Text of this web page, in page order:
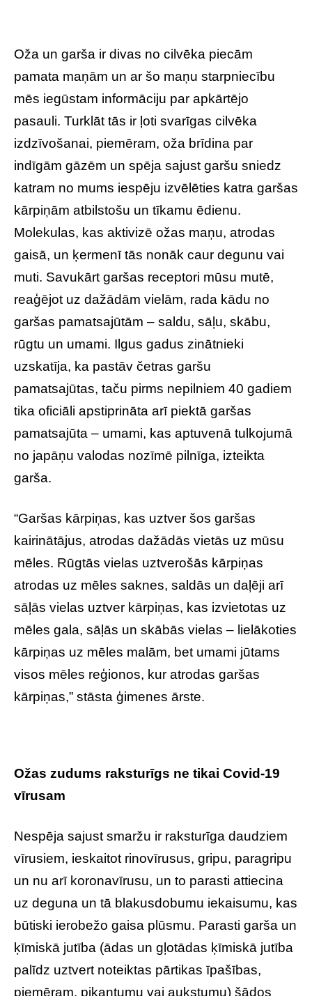
Oža un garša ir divas no cilvēka piecām
pamata maņām un ar šo maņu starpniecību
mēs iegūstam informāciju par apkārtējo
pasauli. Turklāt tās ir ļoti svarīgas cilvēka
izdzīvošanai, piemēram, oža brīdina par
indīgām gāzēm un spēja sajust garšu sniedz
katram no mums iespēju izvēlēties katra garšas
kārpiņām atbilstošu un tīkamu ēdienu.
Molekulas, kas aktivizē ožas maņu, atrodas
gaisā, un ķermenī tās nonāk caur degunu vai
muti. Savukārt garšas receptori mūsu mutē,
reaģējot uz dažādām vielām, rada kādu no
garšas pamatsajūtām – saldu, sāļu, skābu,
rūgtu un umami. Ilgus gadus zinātnieki
uzskatīja, ka pastāv četras garšu
pamatsajūtas, taču pirms nepilniem 40 gadiem
tika oficiāli apstiprināta arī piektā garšas
pamatsajūta – umami, kas aptuvenā tulkojumā
no japāņu valodas nozīmē pilnīga, izteikta
garša.
“Garšas kārpiņas, kas uztver šos garšas
kairinātājus, atrodas dažādās vietās uz mūsu
mēles. Rūgtās vielas uztverošās kārpiņas
atrodas uz mēles saknes, saldās un daļēji arī
sāļās vielas uztver kārpiņas, kas izvietotas uz
mēles gala, sāļās un skābās vielas – lielākoties
kārpiņas uz mēles malām, bet umami jūtams
visos mēles reģionos, kur atrodas garšas
kārpiņas,” stāsta ģimenes ārste.
Ožas zudums raksturīgs ne tikai Covid-19
vīrusam
Nespēja sajust smaržu ir raksturīga daudziem
vīrusiem, ieskaitot rinovīrusus, gripu, paragripu
un nu arī koronavīrusu, un to parasti attiecina
uz deguna un tā blakusdobumu iekaisumu, kas
būtiski ierobežo gaisa plūsmu. Parasti garša un
ķīmiskā jutība (ādas un gļotādas ķīmiskā jutība
palīdz uztvert noteiktas pārtikas īpašības,
piemēram, pikantumu vai aukstumu) šādos